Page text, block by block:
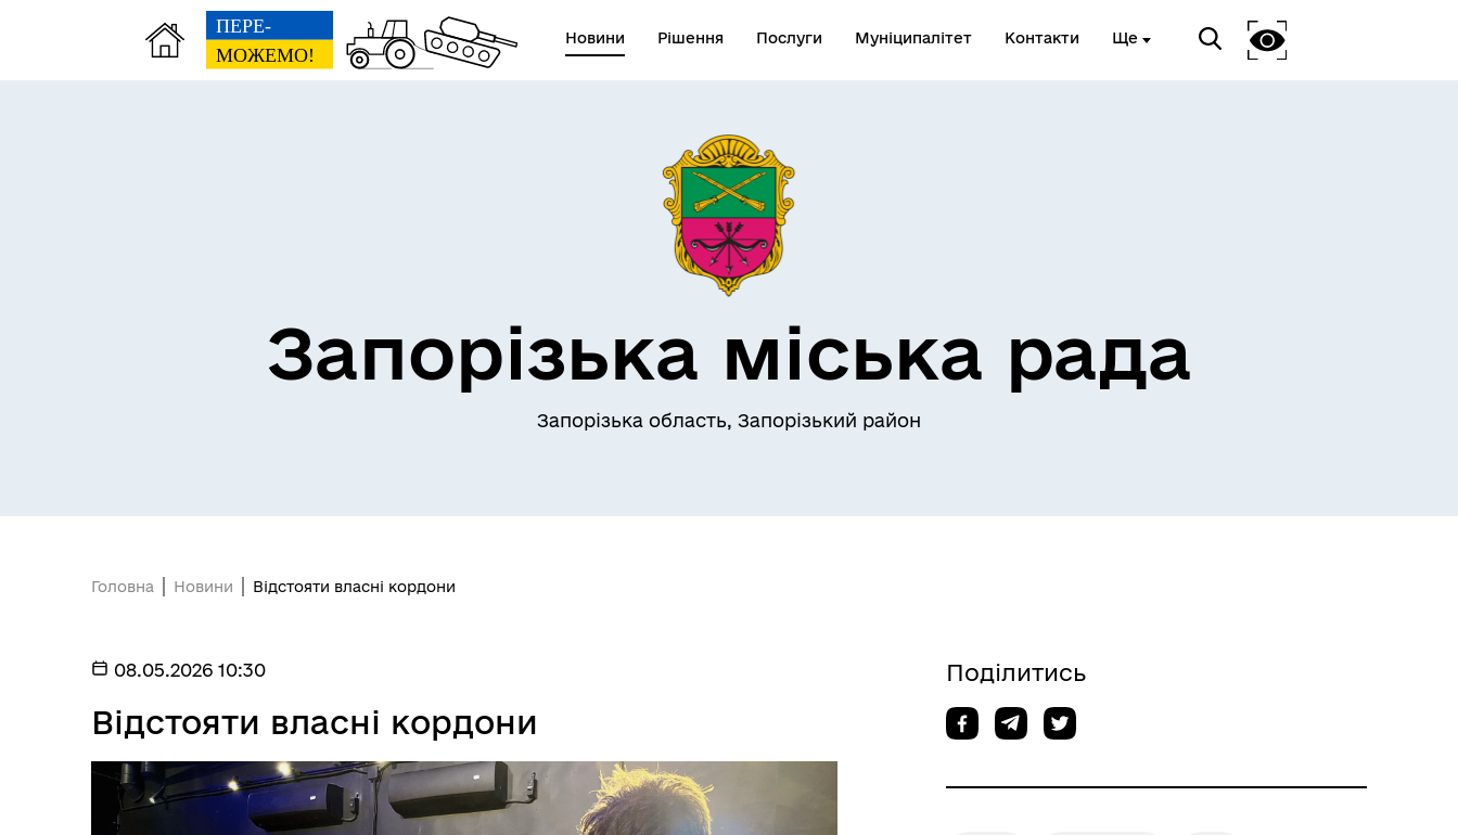
Новини Рішення Послуги Муніципалітет Контакти Ще
ПІДПРИЄМНИЦТВО
ПРО МІСТО
Запорізька міська рада
Запорізька область, Запорізький район
Головна Новини Відстояти власні кордони
08.05.2026 10:30
Відстояти власні кордони
Поділитись